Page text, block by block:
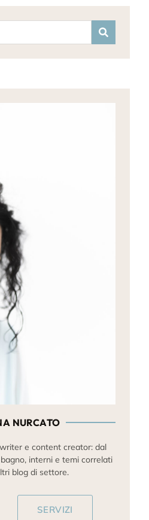
NURCATO
e content creator: dal
interni e temi correlati
blog di settore.
SERVIZI